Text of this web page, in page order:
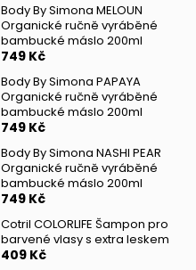
Body By Simona MELOUN
Organické ručně vyráběné
bambucké máslo 200ml
749 Kč
Body By Simona PAPAYA
Organické ručně vyráběné
bambucké máslo 200ml
749 Kč
Body By Simona NASHI PEAR
Organické ručně vyráběné
bambucké máslo 200ml
749 Kč
Cotril COLORLIFE Šampon pro
barvené vlasy s extra leskem
409 Kč